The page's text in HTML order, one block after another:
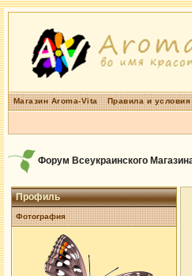
Магазин Aroma-Vita Правила и
Форум Всеукраинского
Профиль
Фотография